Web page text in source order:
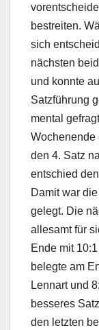
bestreiten.
sich
nächsten
und konnte
Satzführung
mental
Wochenende
den 4. Satz
entschied
Damit war
gelegt. Die
allesamt für
Ende mit
belegte am
Lennart und
besseres
den letzten